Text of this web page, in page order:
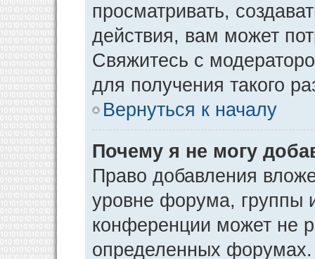
просматривать,
действия, вам может
Свяжитесь с
для получения такого
Вернуться к началу
Почему я не могу
Право добавления
уровне форума, группы
конференции может не
определенных